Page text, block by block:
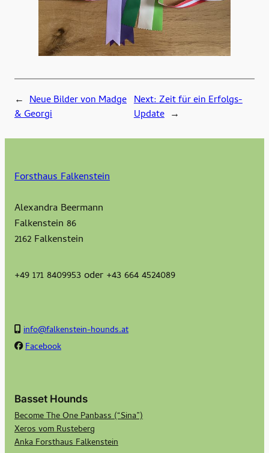
← Neue Bilder von Madge
& Georgi
Next:Zeit für ein Erfolgs-
Update →
Forsthaus Falkenstein
Alexandra Beermann
Falkenstein 86
2162 Falkenstein
+49 171 8409953 oder +43 664 4524089
info@falkenstein-hounds.at
Facebook
Basset Hounds
Become The One Panbass (“Sina”)
Xeros vom Rusteberg
Anka Forsthaus Falkenstein